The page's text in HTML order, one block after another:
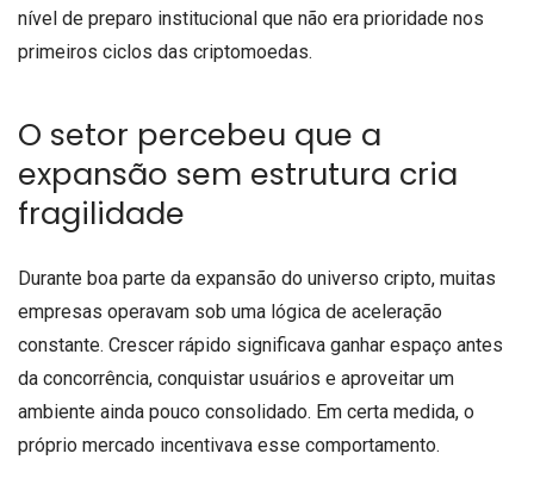
nível de preparo institucional que não era prioridade nos
primeiros ciclos das criptomoedas.
O setor percebeu que a
expansão sem estrutura cria
fragilidade
Durante boa parte da expansão do universo cripto, muitas
empresas operavam sob uma lógica de aceleração
constante. Crescer rápido significava ganhar espaço antes
da concorrência, conquistar usuários e aproveitar um
ambiente ainda pouco consolidado. Em certa medida, o
próprio mercado incentivava esse comportamento.